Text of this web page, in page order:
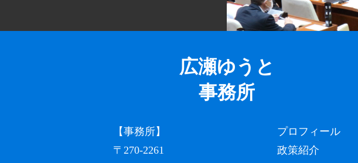
広瀬ゆうと
事務所
【事務所】
〒270-2261
プロフィール
政策紹介